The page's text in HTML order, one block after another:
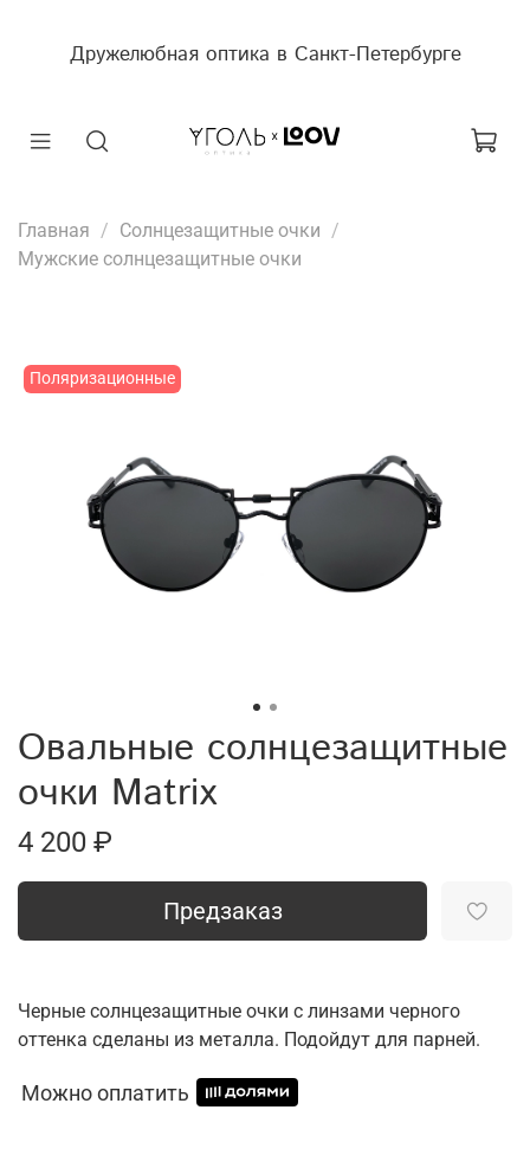
Дружелюбная оптика в Санкт-Петербурге
Главная
Солнцезащитные очки
Мужские солнцезащитные очки
Поляризационные
Овальные солнцезащитные
очки Matrix
4 200 ₽
Предзаказ
Черные солнцезащитные очки с линзами черного
оттенка сделаны из металла. Подойдут для парней.
Можно оплатить